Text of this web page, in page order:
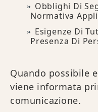
Obblighi Di
Normativa
Esigenze Di
Presenza Di
Quando possibile
viene informata
comunicazione.